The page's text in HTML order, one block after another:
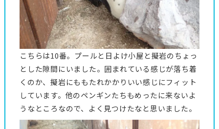
こちらは10番。プールと日よけ小屋と擬岩のちょっ
とした隙間にいました。囲まれている感じが落ち着
くのか、擬岩にももたれかかりいい感じにフィット
しています。他のペンギンたちもめったに来ないよ
うなところなので、よく見つけたなと思いました。